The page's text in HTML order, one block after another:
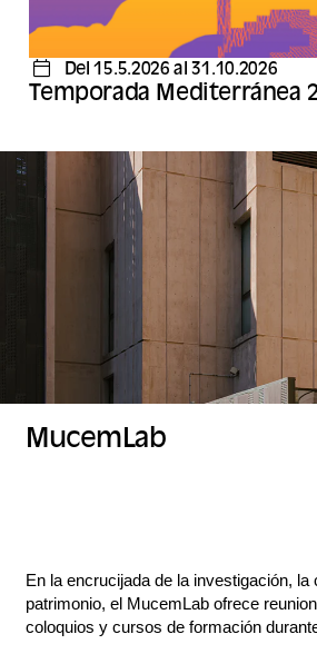
Del 15.5.2026 al 31.10.2026
Temporada Mediterránea
MucemLab
En la encrucijada de la investigación, la
patrimonio, el MucemLab ofrece
coloquios y cursos de formación